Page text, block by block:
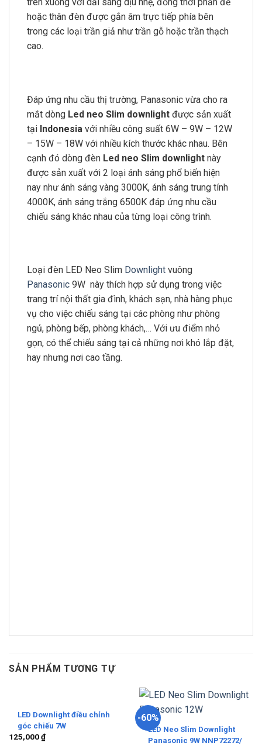
hoặc thân đèn được gắn âm trực tiếp phía bên
trong các loại trần giả như trần gỗ hoặc trần thạch
cao.
Đáp ứng nhu cầu thị trường, Panasonic vừa cho ra
mắt dòng Led neo Slim downlight được sản xuất
tại Indonesia với nhiều công suất 6W – 9W – 12W
– 15W – 18W với nhiều kích thước khác nhau. Bên
cạnh đó dòng đèn Led neo Slim downlight này
được sản xuất với 2 loại ánh sáng phổ biến hiện
nay như ánh sáng vàng 3000K, ánh sáng trung tính
4000K, ánh sáng trắng 6500K đáp ứng nhu cầu
chiếu sáng khác nhau của từng loại công trình.
Loại đèn LED Neo Slim Downlight vuông
Panasonic 9W này thích hợp sử dụng trong việc
trang trí nội thất gia đình, khách sạn, nhà hàng phục
vụ cho việc chiếu sáng tại các phòng như phòng
ngủ, phòng bếp, phòng khách,… Với ưu điểm nhỏ
gọn, có thể chiếu sáng tại cả những nơi khó lắp đặt,
hay nhưng nơi cao tầng.
SẢN PHẨM TƯƠNG TỰ
LED Downlight điều chỉnh
góc chiếu 7W
125,000₫
-60%
LED Neo Slim Downlight
Panasonic 9W NNP72272/